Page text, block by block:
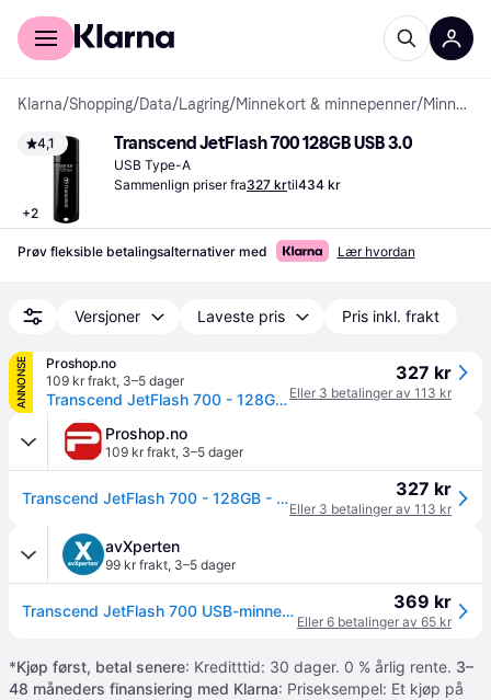
For kunder
Klarna/Shopping/Data/Lagring/Minnekort & minnepenner/ Minnepenner
4,1
+2
Transcend JetFlash 700 128GB USB 3.0
USB Type-A
Sammenlign priser fra327 krtil434 kr
Prøv fleksible betalingsalternativer med Lær hvordan
Versjoner Laveste pris Pris inkl. frakt
ANNONSE
Proshop.no
109 kr frakt, 3–5 dager
Transcend JetFlash 700 - 128GB - Minnepenn
327 kr
Eller 3 betalinger av 113 kr
Proshop.no
109 kr frakt, 3–5 dager
Transcend JetFlash 700 - 128GB - Minnepenn 327 kr
Eller 3 betalinger av 113 kr
avXperten
99 kr frakt, 3–5 dager
Transcend JetFlash 700 USB-minne - 128GB, USB-A - Svart 369 kr
Eller 6 betalinger av 65 kr
*Kjøp først, betal senere: Kreditttid: 30 dager. 0 % årlig rente. 3–
48 måneders finansiering med Klarna: Priseksempel: Et kjøp på